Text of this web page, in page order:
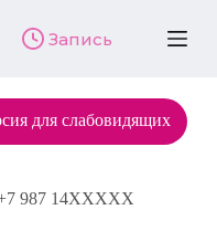
Запись
для слабовидящих
987 14XXXXX